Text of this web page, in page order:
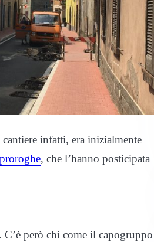
infatti, era inizialmente
, che l’hanno posticipata
però chi come il capogruppo